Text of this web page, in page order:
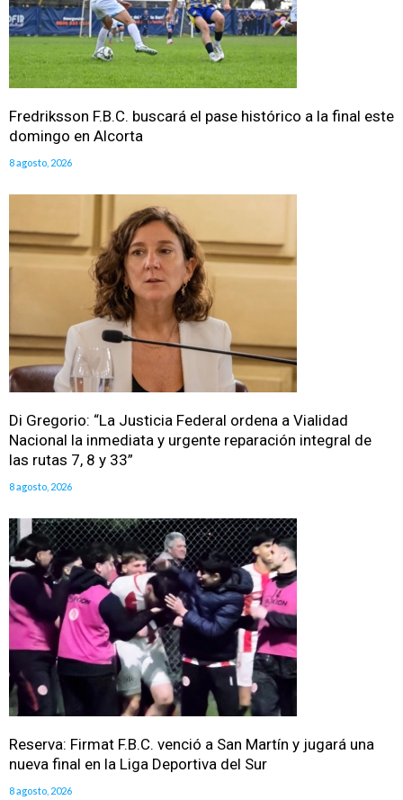
Fredriksson F.B.C. buscará el pase histórico a la final este
domingo en Alcorta
8 agosto, 2026
Di Gregorio: “La Justicia Federal ordena a Vialidad
Nacional la inmediata y urgente reparación integral de
las rutas 7, 8 y 33”
8 agosto, 2026
Reserva: Firmat F.B.C. venció a San Martín y jugará una
nueva final en la Liga Deportiva del Sur
8 agosto, 2026